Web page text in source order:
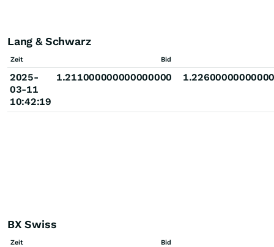
Lang & Schwarz
Zeit Bid
2025-
03-11
10:42:19
1.211000000000000000
BX Swiss
Zeit Bid